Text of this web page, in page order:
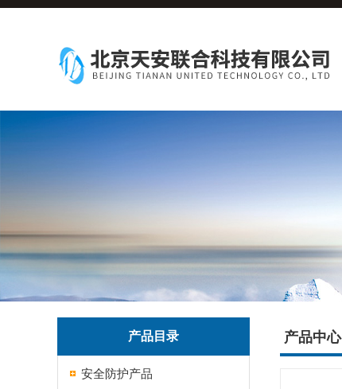
产品目录
安全防护产品
产品中心